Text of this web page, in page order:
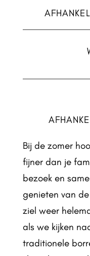
Bij de zomer
fijner dan je
bezoek en
genieten van
ziel weer
als we kijken
traditionele